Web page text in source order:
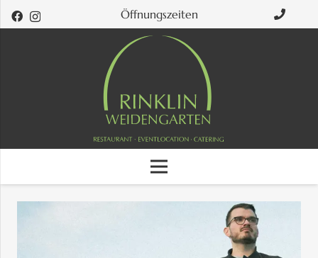
Öffnungszeiten